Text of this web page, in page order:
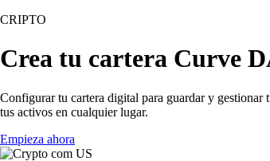
CRIPTO
Crea tu cartera Curve
Configurar tu cartera digital para guardar y
tus activos en cualquier lugar.
Empieza ahora